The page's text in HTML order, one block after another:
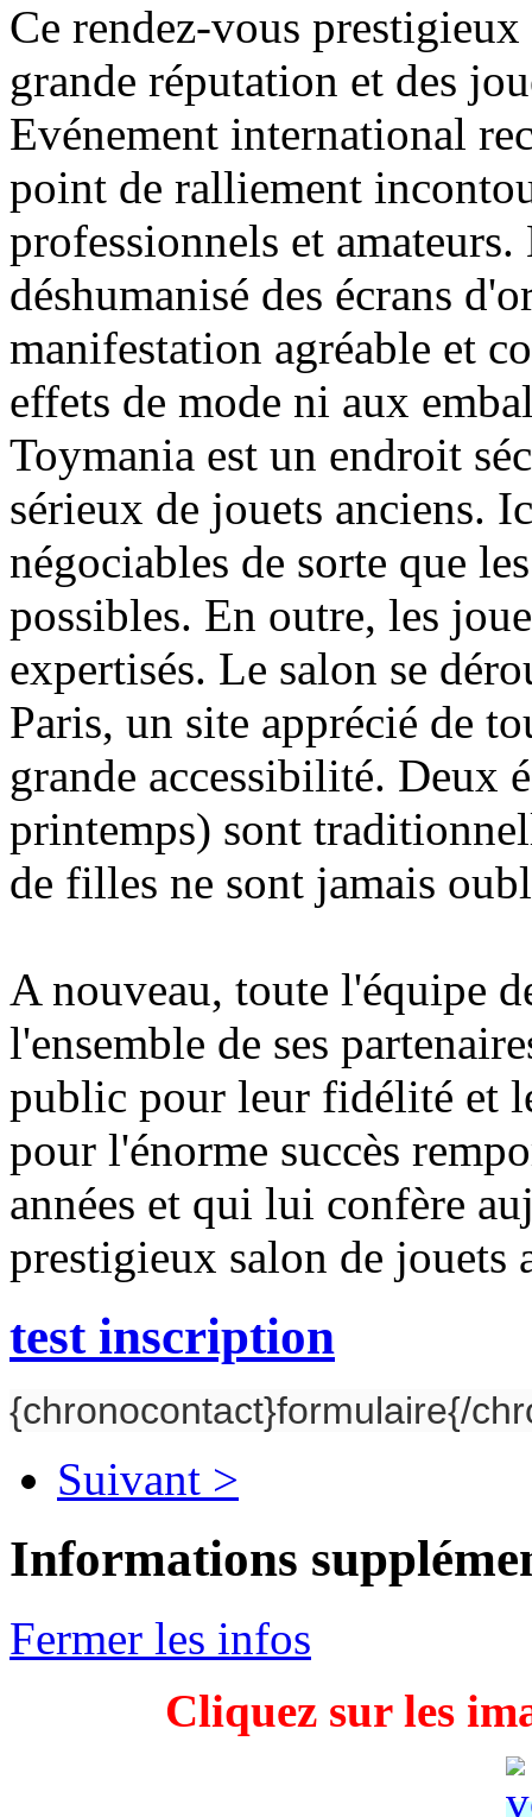
Ce rendez-vous
grande réputation et des
Evénement international
point de ralliement
professionnels et
déshumanisé des écrans
manifestation agréable et
effets de mode ni aux
Toymania est un endroit
sérieux de jouets anciens.
négociables de sorte que
possibles. En outre, les
expertisés. Le salon se
Paris, un site apprécié de
grande accessibilité. Deux
printemps) sont
de filles ne sont jamais
A nouveau, toute l'équipe
l'ensemble de ses
public pour leur fidélité et
pour l'énorme succès
années et qui lui confère
prestigieux salon de jouets
test inscription
{chronocontact}formulaire{/
Suivant >
Informations
Fermer les infos
Cliquez sur les